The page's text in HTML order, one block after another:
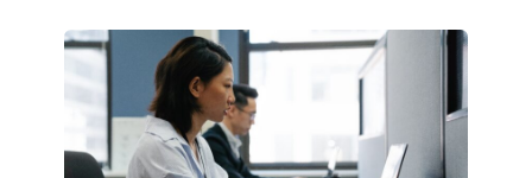
БИЗНЕСА:
КАКИЕ
3
ЗАДАЧИ
ЕМУ